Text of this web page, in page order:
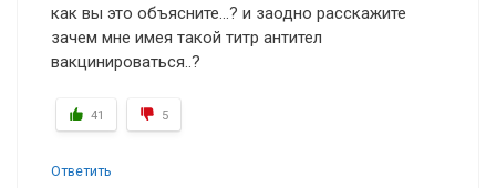
как вы это объясните…? и заодно расскажите
зачем мне имея такой титр антител
вакцинироваться..?
41 5
Ответить